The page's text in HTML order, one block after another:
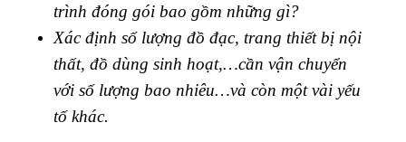
trình đóng gói bao gồm những gì?
Xác định số lượng đồ đạc, trang thiết bị nội
thất, đồ dùng sinh hoạt,…cần vận chuyển
với số lượng bao nhiêu…và còn một vài yếu
tố khác.